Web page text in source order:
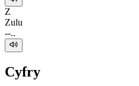
Z
Zulu
--..
Cyfry